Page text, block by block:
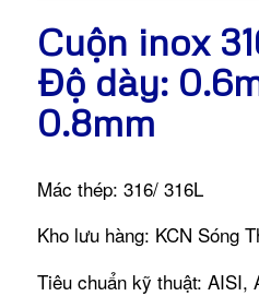
Cuộn inox
Độ dày:
0.8mm
Mác thép: 316/ 316L
Kho lưu hàng: KCN Sóng
Tiêu chuẩn kỹ thuật: AISI,